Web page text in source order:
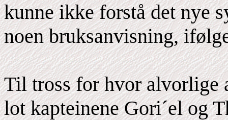
kunne ikke forstå det nye
noen bruksanvisning,
Til tross for hvor alvorlige
lot kapteinene Gori´el og